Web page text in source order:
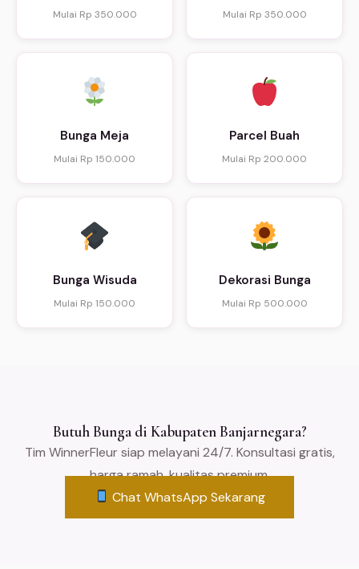
Mulai Rp 350.000 Mulai Rp 350.000
Bunga Meja
Mulai Rp 150.000
Parcel Buah
Mulai Rp 200.000
Bunga Wisuda
Mulai Rp 150.000
Dekorasi Bunga
Mulai Rp 500.000
Butuh Bunga di Kabupaten Banjarnegara?
Tim WinnerFleur siap melayani 24/7. Konsultasi gratis,
harga ramah, kualitas premium.
Chat WhatsApp Sekarang